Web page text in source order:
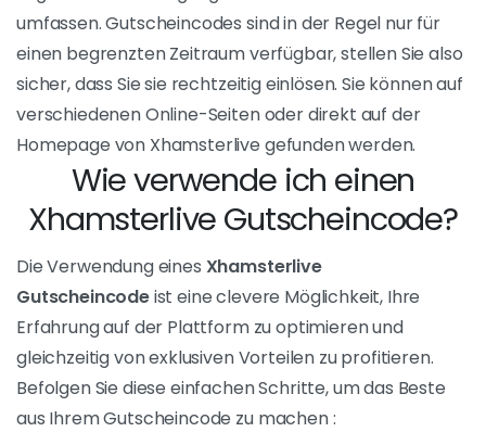
Bezahlung verbunden sind, bietet die Plattform auch
kostenlose Shows an. Diese Option ermöglicht es den
Nutzern, die Models live zu sehen, ohne Geld zu
bezahlen. Dies ist eine großartige Möglichkeit für
diejenigen, die die Seite erkunden möchten, bevor sie
sich finanziell binden. Die kostenlosen Shows bieten
einen Überblick über die verfügbaren Inhalte und
ermöglichen es den Nutzern, eine fundierte
Entscheidung über ihre finanzielle Beteiligung zu
treffen.
Xhamsterlive
Gutscheincodes
Xhamsterlive Promo-Codes sind spezielle Codes, die